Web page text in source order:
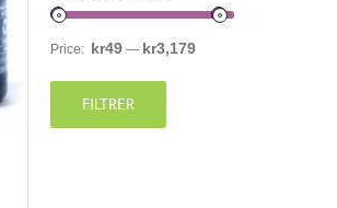
Price: kr49— kr3,179
FILTRER